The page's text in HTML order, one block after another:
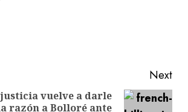
Next
vuelve a darle
razón a Bolloré ante